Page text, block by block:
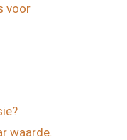
voor
waarde.